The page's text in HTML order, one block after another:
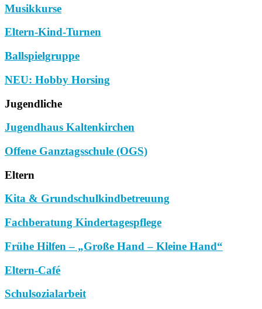
Musikkurse
Eltern-Kind-Turnen
Ballspielgruppe
NEU: Hobby Horsing
Jugendliche
Jugendhaus Kaltenkirchen
Offene Ganztagsschule (OGS)
Eltern
Kita & Grundschulkindbetreuung
Fachberatung Kindertagespflege
Frühe Hilfen – „Große Hand – Kleine Hand“
Eltern-Café
Schulsozialarbeit